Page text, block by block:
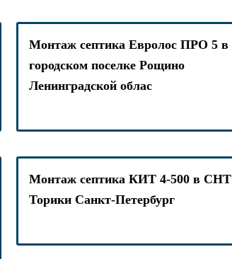
Монтаж септика Евролос ПРО 5 в
городском поселке Рощино
Ленинградской облас
Монтаж септика КИТ 4-500 в СНТ
Торики Санкт-Петербург